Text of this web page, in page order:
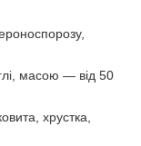
масою — від 50
хрустка,